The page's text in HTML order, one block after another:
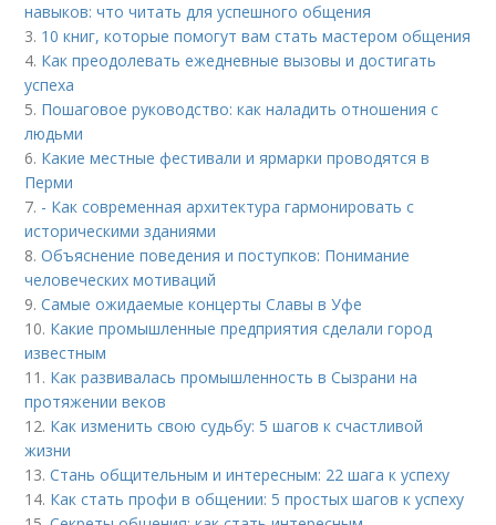
навыков: что читать для успешного общения
3. 10 книг, которые помогут вам стать мастером общения
4. Как преодолевать ежедневные вызовы и достигать
успеха
5. Пошаговое руководство: как наладить отношения с
людьми
6. Какие местные фестивали и ярмарки проводятся в
Перми
7. - Как современная архитектура гармонировать с
историческими зданиями
8.Объяснение поведения и поступков: Понимание
человеческих мотиваций
9.Самые ожидаемые концерты Славы в Уфе
10. Какие промышленные предприятия сделали город
известным
11. Как развивалась промышленность в Сызрани на
протяжении веков
12. Как изменить свою судьбу: 5 шагов к счастливой
жизни
13.Стань общительным и интересным: 22 шага к успеху
14. Как стать профи в общении: 5 простых шагов к успеху